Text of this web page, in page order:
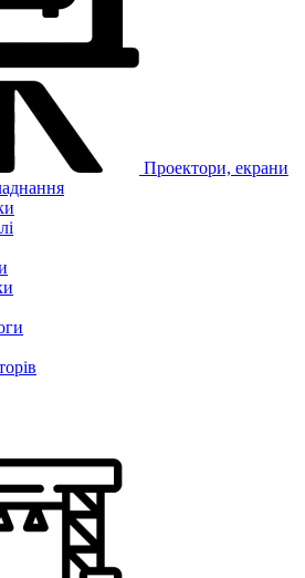
Проектори, екрани